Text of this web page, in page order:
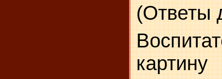
(Ответы